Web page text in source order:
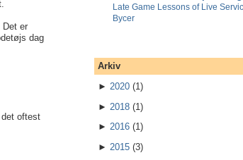
Det er
dag
oftest
Late Game Lessons of Live
Bycer
Arkiv
► 2020 (1)
► 2018 (1)
► 2016 (1)
► 2015 (3)